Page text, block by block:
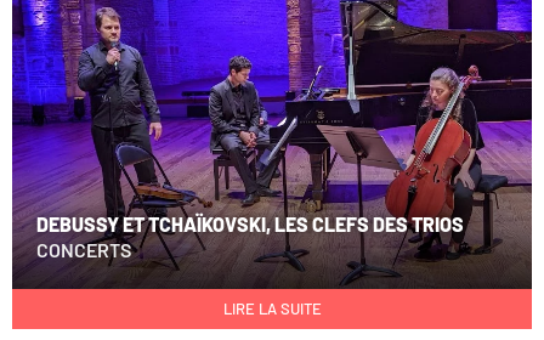
DEBUSSY ET TCHAÏKOVSKI, LES CLEFS DES TRIOS
CONCERTS
LIRE LA SUITE